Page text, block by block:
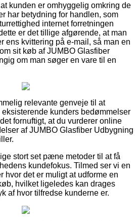
kunden er omhyggelig omkring de
har betydning for handlen, som
internet forretningen
er det tillige afgørende, at man
ens kvittering på e-mail, så man en
sit køb af JUMBO Glasfiber
om man søger en vare til en
relevante genveje til at
kunders bedømmelser
fornuftigt, at du vurderer online
af JUMBO Glasfiber Udbygning
stort set pæne metoder til at få
kundefokus. Tilmed ser vi en
hvor det er muligt at udforme en
hvilket ligeledes kan drages
af hvor tilfredse kunderne er.